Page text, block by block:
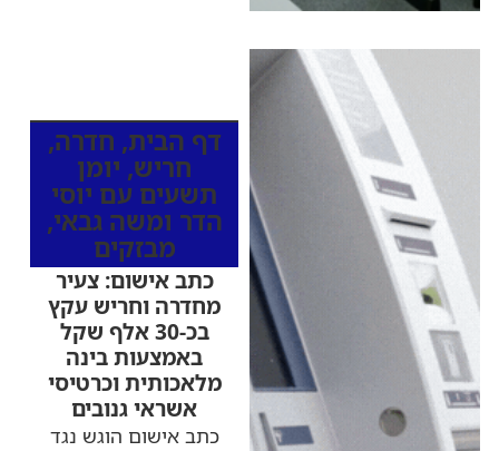
דף הבית, חדרה,
חריש, יומן
תשעים עם יוסי
הדר ומשה גבאי,
מבזקים
כתב אישום: צעיר
מחדרה וחריש עקץ
בכ-30 אלף שקל
באמצעות בינה
מלאכותית וכרטיסי
אשראי גנובים
כתב אישום הוגש נגד